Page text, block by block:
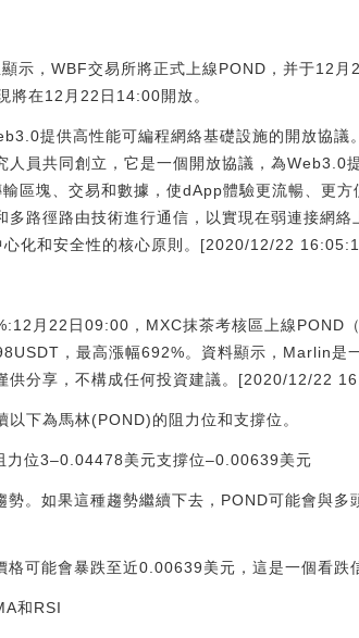
示，WBF交易所將正式上線POND，并于12
將在12月22日14:00開放。
提供高性能可編程網絡基礎設施的開放協議
人員共同創立，它是一個開放協議，為Web3.0
區塊、交易和數據，使dApp體驗更流暢、更
多路徑路由技術進行通信，以實現在弱連接網
化和安全性的核心原則。[2020/12/22
月22日09:00，MXC抹茶考核區上線POND
，最高漲幅692%。資料顯示，Marlin是
供分享，不構成任何投資建議。[2020/12/22
下為馬林(POND)的阻力位和支撐位。
位3–0.04478美元支撐位–0.00639美元
。如果這種趨勢繼續下去，POND可能會與
可能會暴跌至近0.00639美元，這是一個看跌
和RSI